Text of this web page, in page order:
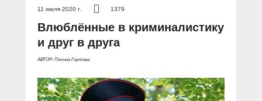
11 июля 2020 г. 1379
Влюблённые в криминалистику
и друг в друга
АВТОР: Полина Гнутова